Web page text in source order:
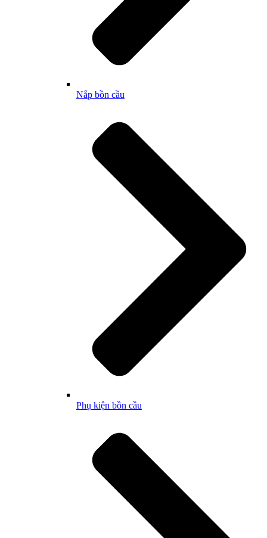
Nắp bồn cầu
Phụ kiện bồn cầu